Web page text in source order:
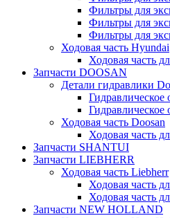
Фильтры для
Фильтры для
Фильтры для
Ходовая часть Hyundai
Ходовая часть
Запчасти DOOSAN
Детали гидравлики
Гидравлическое
Гидравлическое
Ходовая часть Doosan
Ходовая часть
Запчасти SHANTUI
Запчасти LIEBHERR
Ходовая часть Liebherr
Ходовая часть
Ходовая часть
Запчасти NEW HOLLAND